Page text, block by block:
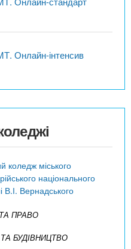
Онлайн-інтенсив
коледж міського
національного
В.І. Вернадського
ПРАВО
БУДІВНИЦТВО